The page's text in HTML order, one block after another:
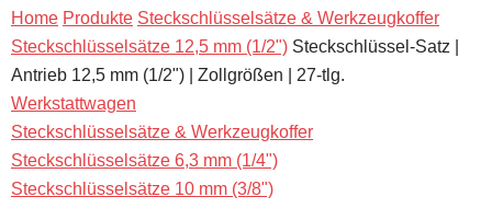
Home Produkte Steckschlüsselsätze & Werkzeugkoffer
Steckschlüsselsätze 12,5 mm (1/2") Steckschlüssel-Satz |
Antrieb 12,5 mm (1/2") | Zollgrößen | 27-tlg.
Werkstattwagen
Steckschlüsselsätze & Werkzeugkoffer
Steckschlüsselsätze 6,3 mm (1/4")
Steckschlüsselsätze 10 mm (3/8")